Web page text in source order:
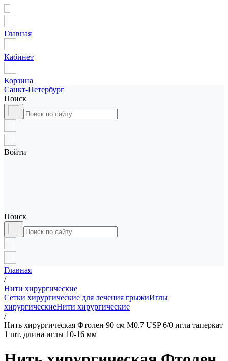
Главная
Кабинет
Корзина
Санкт-Петербург
Поиск
Войти
Поиск
Главная
/
Нити хирургические
Сетки хирургические для лечения грыжиИглы
хирургическиеНити хирургические
/
Нить хирургическая Фтолен 90 см М0.7 USP 6/0 игла таперкат
1 шт. длина иглы 10-16 мм